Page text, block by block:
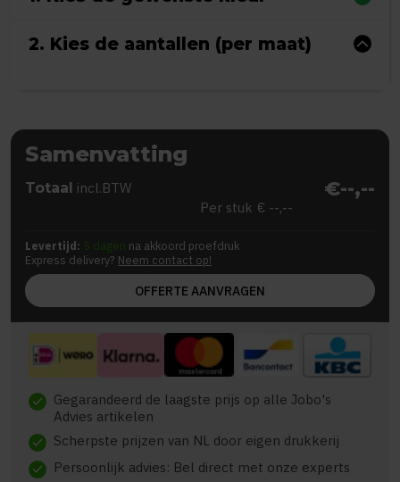
2. Kies de aantallen (per maat)
Samenvatting
Totaal incl.BTW €--,--
Per stuk € --,--
Levertijd: 5 dagen na akkoord proefdruk
Express delivery? Neem contact op!
OFFERTE AANVRAGEN
check Gegarandeerd de laagste prijs op alle Jobo's
Advies artikelen
check Scherpste prijzen van NL door eigen drukkerij
check Persoonlijk advies: Bel direct met onze experts